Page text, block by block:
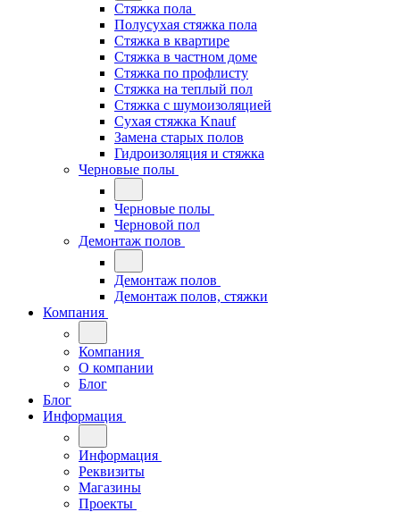
Стяжка пола
Полусухая стяжка пола
Стяжка в квартире
Стяжка в частном доме
Стяжка по профлисту
Стяжка на теплый пол
Стяжка с шумоизоляцией
Сухая стяжка Knauf
Замена старых полов
Гидроизоляция и стяжка
Черновые полы
Черновые полы
Черновой пол
Демонтаж полов
Демонтаж полов
Демонтаж полов, стяжки
Компания
Компания
О компании
Блог
Блог
Информация
Информация
Реквизиты
Магазины
Проекты